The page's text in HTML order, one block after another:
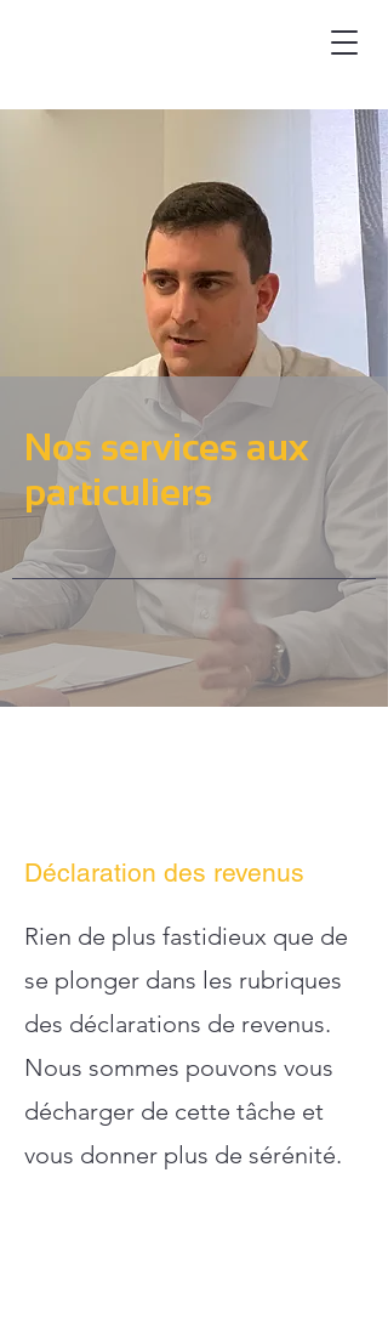
Nos services aux
particuliers
Déclaration des revenus
Rien de plus fastidieux que de
se plonger dans les rubriques
des déclarations de revenus.
Nous sommes pouvons vous
décharger de cette tâche et
vous donner plus de sérénité.